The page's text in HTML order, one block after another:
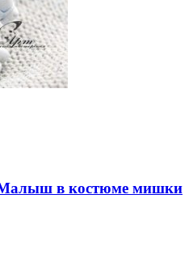
в костюме мишки